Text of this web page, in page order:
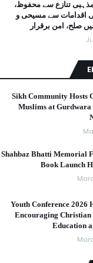
تنازع سے محفوظ،
اقدامات سے مسیحی و
صلح، امن برقرار
Sikh Community Hosts
Muslims at Gurdwara
Shahbaz Bhatti Memorial
Book Launch
Youth Conference 2026
Encouraging Christian
Education